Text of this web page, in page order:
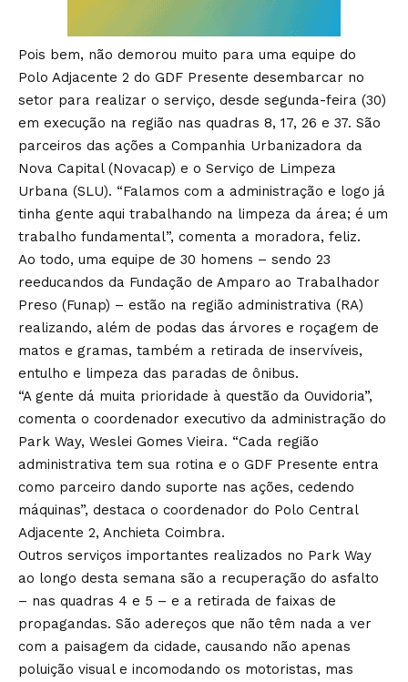
Pois bem, não demorou muito para uma equipe do
Polo Adjacente 2 do GDF Presente desembarcar no
setor para realizar o serviço, desde segunda-feira (30)
em execução na região nas quadras 8, 17, 26 e 37. São
parceiros das ações a Companhia Urbanizadora da
Nova Capital (Novacap) e o Serviço de Limpeza
Urbana (SLU). “Falamos com a administração e logo já
tinha gente aqui trabalhando na limpeza da área; é um
trabalho fundamental”, comenta a moradora, feliz.
Ao todo, uma equipe de 30 homens – sendo 23
reeducandos da Fundação de Amparo ao Trabalhador
Preso (Funap) – estão na região administrativa (RA)
realizando, além de podas das árvores e roçagem de
matos e gramas, também a retirada de inservíveis,
entulho e limpeza das paradas de ônibus.
“A gente dá muita prioridade à questão da Ouvidoria”,
comenta o coordenador executivo da administração do
Park Way, Weslei Gomes Vieira. “Cada região
administrativa tem sua rotina e o GDF Presente entra
como parceiro dando suporte nas ações, cedendo
máquinas”, destaca o coordenador do Polo Central
Adjacente 2, Anchieta Coimbra.
Outros serviços importantes realizados no Park Way
ao longo desta semana são a recuperação do asfalto
– nas quadras 4 e 5 – e a retirada de faixas de
propagandas. São adereços que não têm nada a ver
com a paisagem da cidade, causando não apenas
poluição visual e incomodando os motoristas, mas